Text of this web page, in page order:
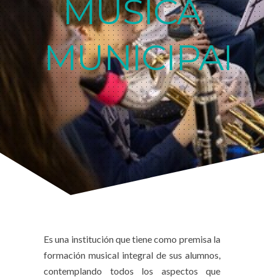
MÚSICA
MUNICIPAL
Es una institución que tiene como premisa la
formación musical integral de sus alumnos,
contemplando todos los aspectos que